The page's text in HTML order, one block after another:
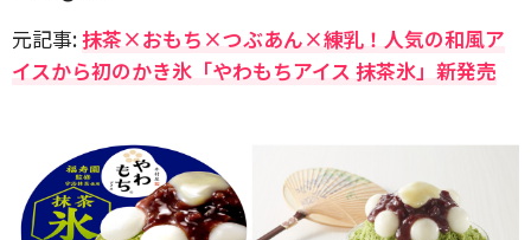
元記事:抹茶×おもち×つぶあん×練乳！人気の和風ア
イスから初のかき氷「やわもちアイス 抹茶氷」新発売